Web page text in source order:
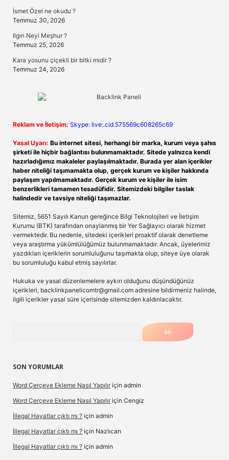
İsmet Özel ne okudu ?
Temmuz 30, 2026
Ilgın Neyi Meşhur ?
Temmuz 25, 2026
Kara yosunu çiçekli bir bitki midir ?
Temmuz 24, 2026
Reklam ve İletişim: Skype: live:.cid.575569c608265c69
Yasal Uyarı: Bu internet sitesi, herhangi bir marka, kurum veya şahıs
şirketi ile hiçbir bağlantısı bulunmamaktadır. Sitede yalnızca kendi
hazırladığımız makaleler paylaşılmaktadır. Burada yer alan içerikler
haber niteliği taşımamakta olup, gerçek kurum ve kişiler hakkında
paylaşım yapılmamaktadır. Gerçek kurum ve kişiler ile isim
benzerlikleri tamamen tesadüfidir. Sitemizdeki bilgiler taslak
halindedir ve tavsiye niteliği taşımazlar.
Sitemiz, 5651 Sayılı Kanun gereğince Bilgi Teknolojileri ve İletişim
Kurumu (BTK) tarafından onaylanmış bir Yer Sağlayıcı olarak hizmet
vermektedir. Bu nedenle, sitedeki içerikleri proaktif olarak denetleme
veya araştırma yükümlülüğümüz bulunmamaktadır. Ancak, üyelerimiz
yazdıkları içeriklerin sorumluluğunu taşımakta olup, siteye üye olarak
bu sorumluluğu kabul etmiş sayılırlar.
Hukuka ve yasal düzenlemelere aykırı olduğunu düşündüğünüz
içerikleri, backlinkpanelicomtr@gmail.com adresine bildirmeniz halinde,
ilgili içerikler yasal süre içerisinde sitemizden kaldırılacaktır.
SON YORUMLAR
Word Çerçeve Ekleme Nasıl Yapılır için admin
Word Çerçeve Ekleme Nasıl Yapılır için Cengiz
İllegal Hayatlar çıktı mı ? için admin
İllegal Hayatlar çıktı mı ? için Nazlıcan
İllegal Hayatlar çıktı mı ? için admin